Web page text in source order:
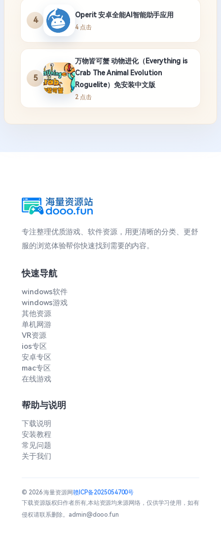
4
Operit 安卓全能AI智能助手应用
4 点击
5
万物皆可蟹 动物进化（Everything is
Crab The Animal Evolution
Roguelite）免安装中文版
2 点击
专注整理优质游戏、软件资源，用更清晰的分类、更舒
服的浏览体验帮你快速找到需要的内容。
快速导航
windows软件
windows游戏
其他资源
单机网游
VR资源
ios专区
安卓专区
mac专区
在线游戏
帮助与说明
下载说明
安装教程
常见问题
关于我们
© 2026 海量资源网赣ICP备2025054700号
下载资源版权归作者所有,本站资源均来源网络，仅供学习使用，如有
侵权请联系删除。admin@dooo.fun